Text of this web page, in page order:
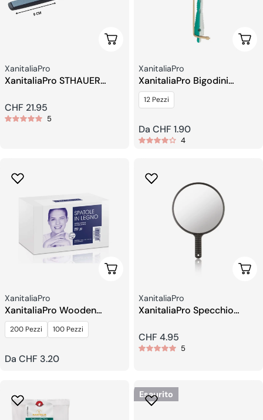
Aggiungi Al Carrello
Venditore:
XanitaliaPro
XanitaliaPro STHAUER
Lisciante – piastre da 9 cm
Prezzo
regolare
CHF 21.95
5
Venditore:
XanitaliaPro
XanitaliaPro Bigodini
Permanente
12 Pezzi
Prezzo
regolare
Da CHF 1.90
4
Scegli Le Opzioni
Venditore:
XanitaliaPro
XanitaliaPro Wooden
Spatula For Epilation
200 Pezzi 100 Pezzi
Prezzo
Da CHF 3.20
Venditore:
XanitaliaPro
XanitaliaPro Specchio
Prezzo
regolare
CHF 4.95
5
Esaurito